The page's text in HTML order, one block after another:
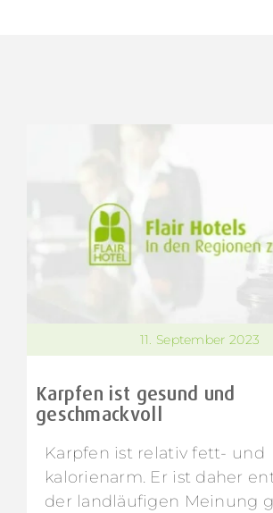
11. September 2023
Karpfen ist gesund und
geschmackvoll
Karpfen ist relativ fett- und
kalorienarm. Er ist daher
der landläufigen Meinung